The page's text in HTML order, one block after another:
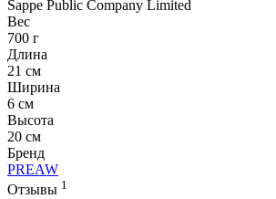
Sappe Public Company Limited
Вес
700 г
Длина
21 см
Ширина
6 см
Высота
20 см
Бренд
PREAW
Отзывы 1